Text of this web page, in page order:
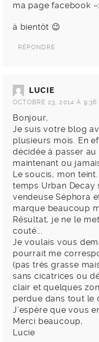
ma page facebook
à bientôt 😉
RÉPONDRE
LUCIE
OCTOBRE 23, 2014 À 9:36
Bonjour,
Je suis votre blog
plusieurs mois. En
décidée à passer
maintenant ou
Le soucis, mon
temps Urban Decay
vendeuse Séphora
marque beaucoup
Résultat, je ne le
couté….
Je voulais vous
pourrait me
(pas très grasse
sans cicatrices ou
clair et quelques
perdue dans tout le
J’espère que vous
Merci beaucoup,
Lucie